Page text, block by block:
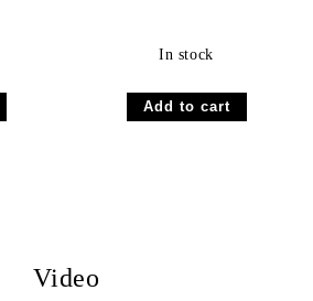
In stock
Video